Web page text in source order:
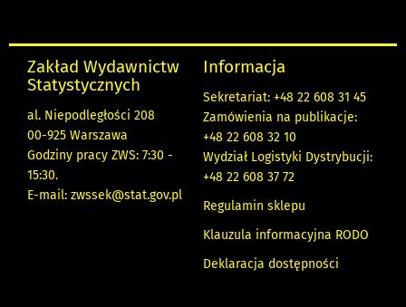
Zakład Wydawnictw
Statystycznych
al. Niepodległości 208
00-925 Warszawa
Godziny pracy ZWS: 7:30 -
15:30.
E-mail: zwssek@stat.gov.pl
Informacja
Sekretariat: +48 22 608 31 45
Zamówienia na publikacje:
+48 22 608 32 10
Wydział Logistyki Dystrybucji:
+48 22 608 37 72
Regulamin sklepu
Klauzula informacyjna RODO
Deklaracja dostępności